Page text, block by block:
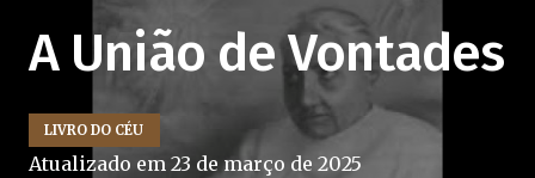
A União de Vontades
LIVRO DO CÉU
Atualizado em 23 de março de 2025